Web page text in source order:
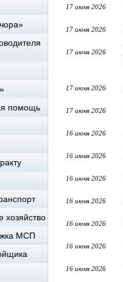
помощь
МСП
17 июня 2026
17 июня 2026
17 июня 2026
17 июня 2026
17 июня 2026
16 июня 2026
16 июня 2026
16 июня 2026
16 июня 2026
16 июня 2026
16 июня 2026
16 июня 2026